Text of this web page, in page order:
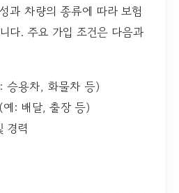
과 차량의 종류에 따라 보험
다. 주요 가입 조건은 다음과
승용차, 화물차 등)
: 배달, 출장 등)
경력